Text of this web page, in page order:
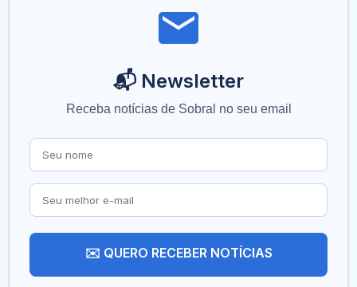
📬 Newsletter
Receba notícias de Sobral no seu email
✉️ QUERO RECEBER NOTÍCIAS